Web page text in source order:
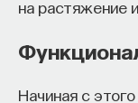
на растяжение
Начиная с
Если у вас
в
выйти на
приблизить
в зародышевые
вместе с
Вирусы,